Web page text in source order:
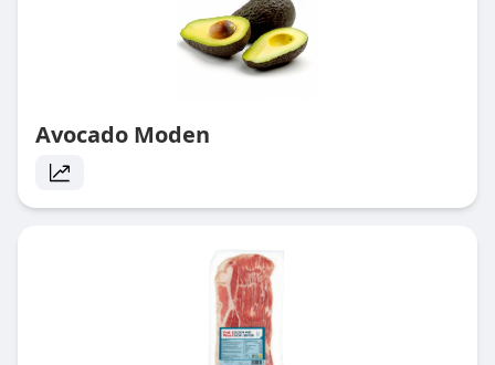
Avocado Moden